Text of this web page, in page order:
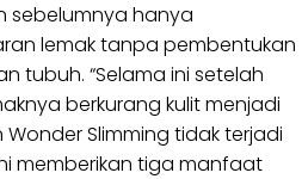
sebelumnya hanya
lemak tanpa pembentukan
tubuh. “Selama ini setelah
berkurang kulit menjadi
Slimming tidak terjadi
memberikan tiga manfaat